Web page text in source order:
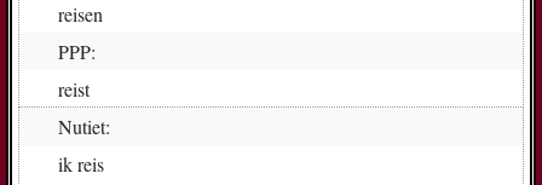
rei­sen
PPP:
reist
Nutiet:
ikreis